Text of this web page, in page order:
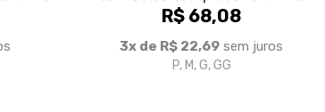
R$ 68,08
3x de R$ 22,69 sem juros
P, M, G, GG